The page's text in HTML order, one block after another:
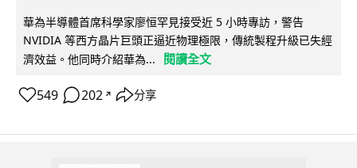
華為半導體首席科學家廖恒罕見接受近 5 小時專訪，警告
NVIDIA 等西方晶片巨頭正逼近物理極限，傳統製程升級已失經
濟效益。他同時介紹華為...
閱讀全文
549 202 ↗ 分享